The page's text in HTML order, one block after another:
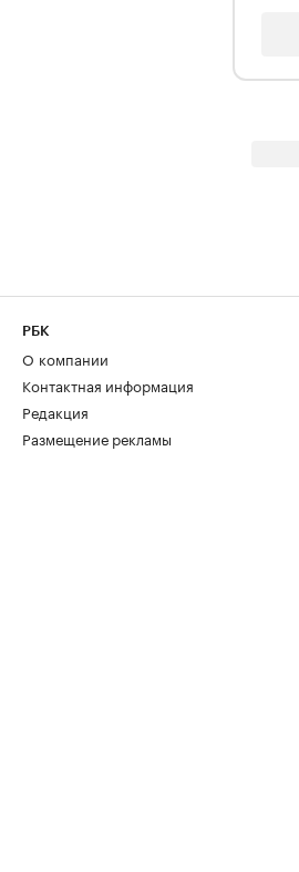
РБК
О компании
Контактная информация
Редакция
Размещение рекламы